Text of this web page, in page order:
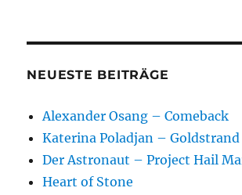
NEUESTE BEITRÄGE
Alexander Osang – Comeback
Katerina Poladjan – Goldstrand
Der Astronaut – Project Hail
Heart of Stone